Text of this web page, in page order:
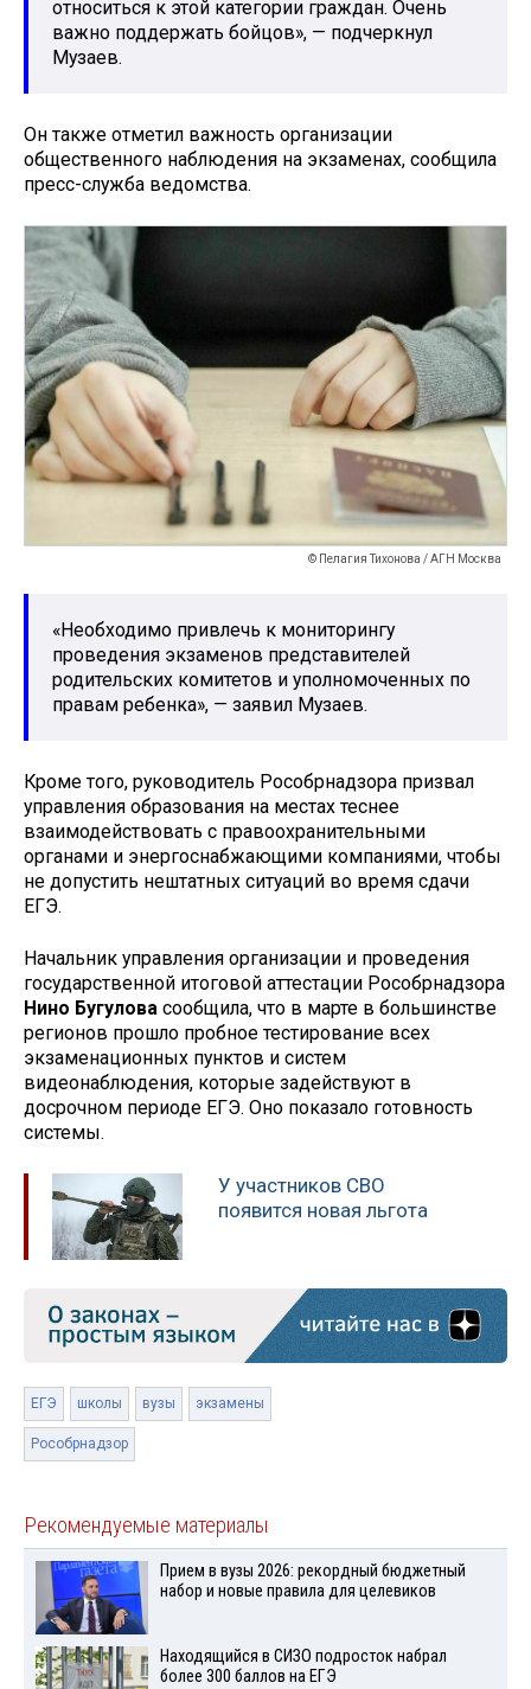
относиться к этой категории граждан. Очень
важно поддержать бойцов», — подчеркнул
Музаев.
Он также отметил важность организации
общественного наблюдения на экзаменах, сообщила
пресс-служба ведомства.
© Пелагия Тихонова / АГН Москва
«Необходимо привлечь к мониторингу
проведения экзаменов представителей
родительских комитетов и уполномоченных по
правам ребенка», — заявил Музаев.
Кроме того, руководитель Рособрнадзора призвал
управления образования на местах теснее
взаимодействовать с правоохранительными
органами и энергоснабжающими компаниями, чтобы
не допустить нештатных ситуаций во время сдачи
ЕГЭ.
Начальник управления организации и проведения
государственной итоговой аттестации Рособрнадзора
Нино Бугулова сообщила, что в марте в большинстве
регионов прошло пробное тестирование всех
экзаменационных пунктов и систем
видеонаблюдения, которые задействуют в
досрочном периоде ЕГЭ. Оно показало готовность
системы.
У участников СВО
появится новая льгота
ЕГЭ школы вузы экзамены
Рособрнадзор
Рекомендуемые материалы
Прием в вузы 2026: рекордный бюджетный
набор и новые правила для целевиков
Находящийся в СИЗО подросток набрал
более 300 баллов на ЕГЭ